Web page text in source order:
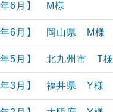
年6月】 M様
年6月】 岡山県 M様
年5月】 北九州市 T様
年3月】 福井県 Y様